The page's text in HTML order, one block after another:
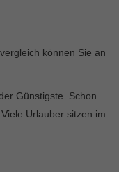
können Sie an
Günstigste. Schon
Urlauber sitzen im